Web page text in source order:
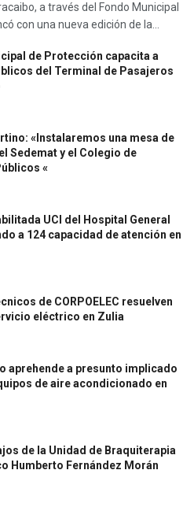
a través del Fondo Municipal
con una nueva edición de la...
de Protección capacita a
del Terminal de Pasajeros
«Instalaremos una mesa de
Sedemat y el Colegio de
«
UCI del Hospital General
a 124 capacidad de atención en
de CORPOELEC resuelven
eléctrico en Zulia
aprehende a presunto implicado
de aire acondicionado en
de la Unidad de Braquiterapia
Humberto Fernández Morán